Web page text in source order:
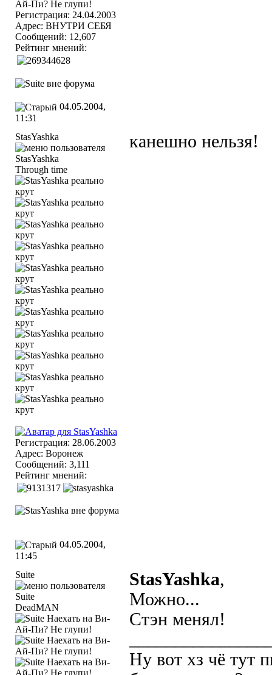
Регистрация: 24.04.2003
Адрес: ВНУТРИ СЕБЯ
Сообщений: 12,607
Рейтинг мнений:
04.05.2004,
11:31
StasYashka
Through time
Регистрация: 28.06.2003
Адрес: Воронеж
Сообщений: 3,111
Рейтинг мнений:
канешно нельзя!
04.05.2004,
11:45
Suite
DeadMAN
StasYashka,
Можно...
Стэн менял!
Ну вот хз чё тут